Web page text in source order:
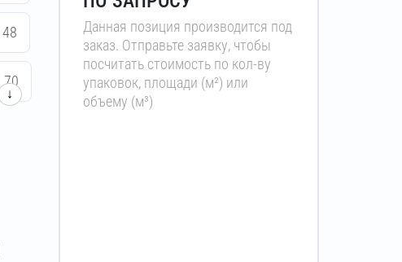
48
70
↓
Данная позиция производится под
заказ. Отправьте заявку, чтобы
посчитать стоимость по кол-ву
упаковок, площади (м²) или
объему (м³)